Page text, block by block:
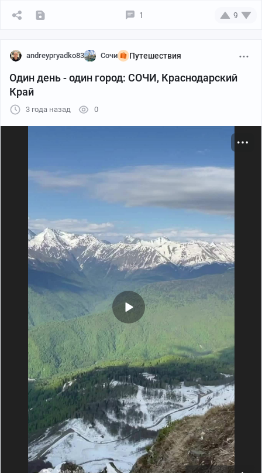
1 9
andreypryadko83 Сочи Путешествия
Один день - один город: СОЧИ, Краснодарский
Край
3 года назад 0